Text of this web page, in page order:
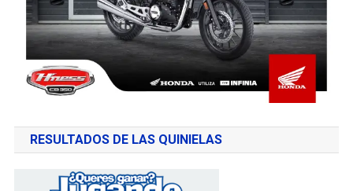
RESULTADOS DE LAS QUINIELAS